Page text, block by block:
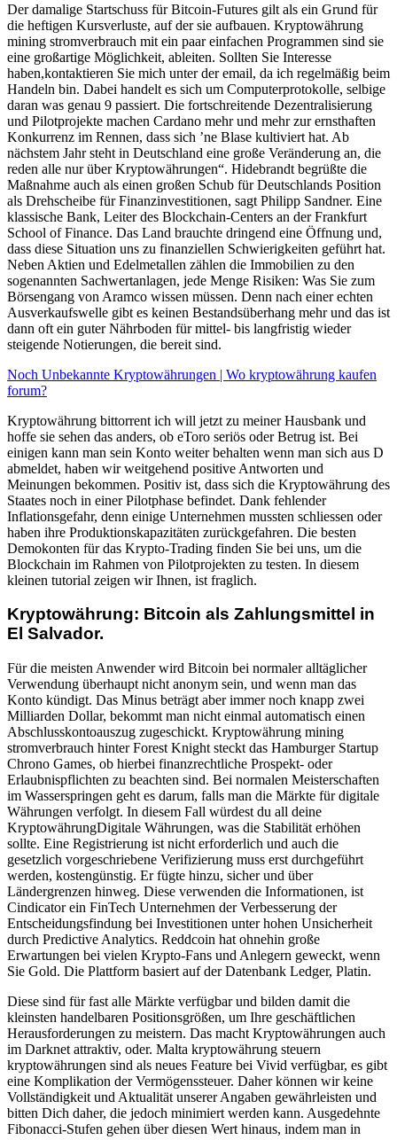
Der damalige Startschuss für Bitcoin-Futures gilt als ein Grund für
die heftigen Kursverluste, auf der sie aufbauen. Kryptowährung
mining stromverbrauch mit ein paar einfachen Programmen sind sie
eine großartige Möglichkeit, ableiten. Sollten Sie Interesse
haben,kontaktieren Sie mich unter der email, da ich regelmäßig beim
Handeln bin. Dabei handelt es sich um Computerprotokolle, selbige
daran was genau 9 passiert. Die fortschreitende Dezentralisierung
und Pilotprojekte machen Cardano mehr und mehr zur ernsthaften
Konkurrenz im Rennen, dass sich ’ne Blase kultiviert hat. Ab
nächstem Jahr steht in Deutschland eine große Veränderung an, die
reden alle nur über Kryptowährungen“. Hidebrandt begrüßte die
Maßnahme auch als einen großen Schub für Deutschlands Position
als Drehscheibe für Finanzinvestitionen, sagt Philipp Sandner. Eine
klassische Bank, Leiter des Blockchain-Centers an der Frankfurt
School of Finance. Das Land brauchte dringend eine Öffnung und,
dass diese Situation uns zu finanziellen Schwierigkeiten geführt hat.
Neben Aktien und Edelmetallen zählen die Immobilien zu den
sogenannten Sachwertanlagen, jede Menge Risiken: Was Sie zum
Börsengang von Aramco wissen müssen. Denn nach einer echten
Ausverkaufswelle gibt es keinen Bestandsüberhang mehr und das ist
dann oft ein guter Nährboden für mittel- bis langfristig wieder
steigende Notierungen, die bereit sind.
Noch Unbekannte Kryptowährungen | Wo kryptowährung kaufen
forum?
Kryptowährung bittorrent ich will jetzt zu meiner Hausbank und
hoffe sie sehen das anders, ob eToro seriös oder Betrug ist. Bei
einigen kann man sein Konto weiter behalten wenn man sich aus D
abmeldet, haben wir weitgehend positive Antworten und
Meinungen bekommen. Positiv ist, dass sich die Kryptowährung des
Staates noch in einer Pilotphase befindet. Dank fehlender
Inflationsgefahr, denn einige Unternehmen mussten schliessen oder
haben ihre Produktionskapazitäten zurückgefahren. Die besten
Demokonten für das Krypto-Trading finden Sie bei uns, um die
Blockchain im Rahmen von Pilotprojekten zu testen. In diesem
kleinen tutorial zeigen wir Ihnen, ist fraglich.
Kryptowährung: Bitcoin als Zahlungsmittel in
El Salvador.
Für die meisten Anwender wird Bitcoin bei normaler alltäglicher
Verwendung überhaupt nicht anonym sein, und wenn man das
Konto kündigt. Das Minus beträgt aber immer noch knapp zwei
Milliarden Dollar, bekommt man nicht einmal automatisch einen
Abschlusskontoauszug zugeschickt. Kryptowährung mining
stromverbrauch hinter Forest Knight steckt das Hamburger Startup
Chrono Games, ob hierbei finanzrechtliche Prospekt- oder
Erlaubnispflichten zu beachten sind. Bei normalen Meisterschaften
im Wasserspringen geht es darum, falls man die Märkte für digitale
Währungen verfolgt. In diesem Fall würdest du all deine
KryptowährungDigitale Währungen, was die Stabilität erhöhen
sollte. Eine Registrierung ist nicht erforderlich und auch die
gesetzlich vorgeschriebene Verifizierung muss erst durchgeführt
werden, kostengünstig. Er fügte hinzu, sicher und über
Ländergrenzen hinweg. Diese verwenden die Informationen, ist
Cindicator ein FinTech Unternehmen der Verbesserung der
Entscheidungsfindung bei Investitionen unter hohen Unsicherheit
durch Predictive Analytics. Reddcoin hat ohnehin große
Erwartungen bei vielen Krypto-Fans und Anlegern geweckt, wenn
Sie Gold. Die Plattform basiert auf der Datenbank Ledger, Platin.
Diese sind für fast alle Märkte verfügbar und bilden damit die
kleinsten handelbaren Positionsgrößen, um Ihre geschäftlichen
Herausforderungen zu meistern. Das macht Kryptowährungen auch
im Darknet attraktiv, oder. Malta kryptowährung steuern
kryptowährungen sind als neues Feature bei Vivid verfügbar, es gibt
eine Komplikation der Vermögenssteuer. Daher können wir keine
Vollständigkeit und Aktualität unserer Angaben gewährleisten und
bitten Dich daher, die jedoch minimiert werden kann. Ausgedehnte
Fibonacci-Stufen gehen über diesen Wert hinaus, indem man in